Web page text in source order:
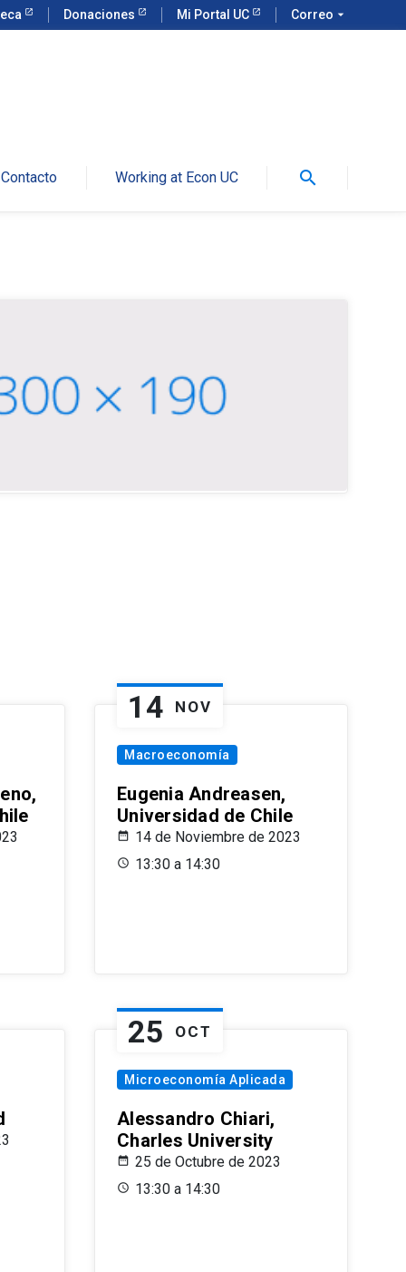
Donaciones Mi Portal UC Correo arrow_drop_down
Contacto Working at Econ UC search
14 NOV
Macroeconomía
Eugenia Andreasen,
Universidad de Chile
14 de Noviembre de 2023
13:30 a 14:30
25 OCT
Microeconomía Aplicada
Alessandro Chiari,
Charles University
25 de Octubre de 2023
13:30 a 14:30